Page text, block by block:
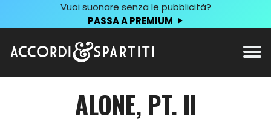
Vuoi suonare senza le pubblicità?
PASSA A PREMIUM
ALONE, PT. II